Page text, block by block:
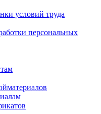
условий труда
персональных